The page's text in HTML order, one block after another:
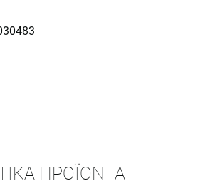
ΠΡΟΪΌΝΤΑ